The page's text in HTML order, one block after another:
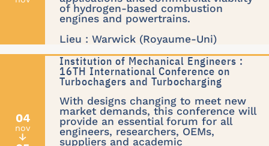
of hydrogen-based combustion
engines and powertrains.
Lieu : Warwick (Royaume-Uni)
04
nov
↓
Institution of Mechanical Engineers :
16TH International Conference on
Turbochagers and Turbocharging
With designs changing to meet new
market demands, this conference will
provide an essential forum for all
engineers, researchers, OEMs,
suppliers and academic